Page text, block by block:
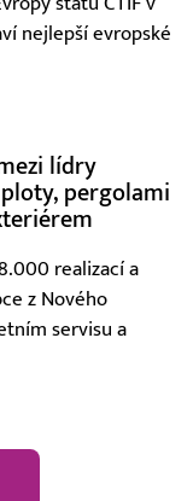
nejlepší evropské
lídry
pergolami
realizací a
z Nového
servisu a